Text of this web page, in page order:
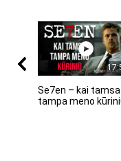
Se7en – kai tamsa
tampa meno